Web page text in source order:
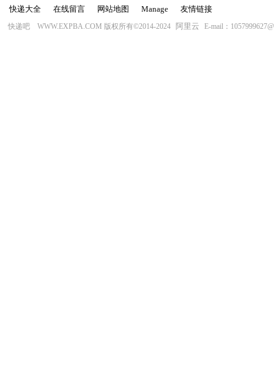
快递大全 在线留言 网站地图 Manage 友情链接
快递吧 WWW.EXPBA.COM 版权所有©2014-2024 阿里云 E-mail：